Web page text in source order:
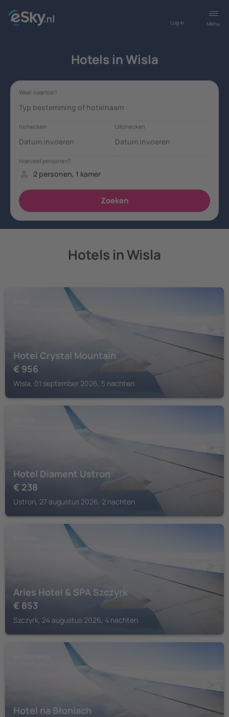
Menu
Log in
Hotels in Wisla
Hotels in Wisla
Hotel Crystal Mountain
€ 956
Wisla, 01 september 2026, 5 nachten
Hotel Diament Ustron
€ 238
Ustron, 27 augustus 2026, 2 nachten
Aries Hotel & SPA Szczyrk
€ 853
Szczyrk, 24 augustus 2026, 4 nachten
Hotel na Błoniach